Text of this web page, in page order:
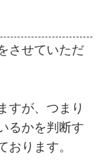
させていただ
すが、つまり
るかを判断す
おります。